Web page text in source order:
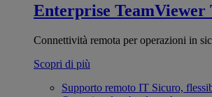
Enterprise TeamViewer
Connettività remota per operazioni in
Scopri di più
Supporto remoto IT Sicuro,